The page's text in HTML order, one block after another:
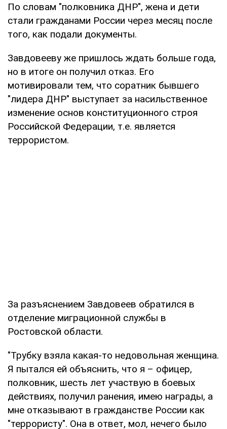
По словам "полковника ДНР", жена и дети
стали гражданами России через месяц после
того, как подали документы.
Завдовееву же пришлось ждать больше года,
но в итоге он получил отказ. Его
мотивировали тем, что соратник бывшего
"лидера ДНР" выступает за насильственное
изменение основ конституционного строя
Российской Федерации, т.е. является
террористом.
За разъяснением Завдовеев обратился в
отделение миграционной службы в
Ростовской области.
"Трубку взяла какая-то недовольная женщина.
Я пытался ей объяснить, что я – офицер,
полковник, шесть лет участвую в боевых
действиях, получил ранения, имею награды, а
мне отказывают в гражданстве России как
"террористу". Она в ответ, мол, нечего было